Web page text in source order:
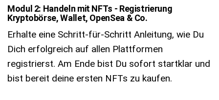
Modul 2: Handeln mit NFTs - Registrierung
Kryptobörse, Wallet, OpenSea & Co.
Erhalte eine Schritt-für-Schritt Anleitung, wie Du
Dich erfolgreich auf allen Plattformen
registrierst. Am Ende bist Du sofort startklar und
bist bereit deine ersten NFTs zu kaufen.